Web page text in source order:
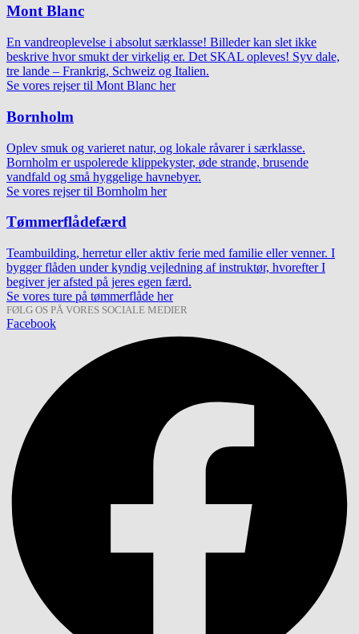
Mont Blanc
En vandreoplevelse i absolut særklasse! Billeder kan slet ikke
beskrive hvor smukt der virkelig er. Det SKAL opleves! Syv dale,
tre lande – Frankrig, Schweiz og Italien.
Se vores rejser til Mont Blanc her
Bornholm
Oplev smuk og varieret natur, og lokale råvarer i særklasse.
Bornholm er uspolerede klippekyster, øde strande, brusende
vandfald og små hyggelige havnebyer.
Se vores rejser til Bornholm her
Tømmerflådefærd
Teambuilding, herretur eller aktiv ferie med familie eller venner. I
bygger flåden under kyndig vejledning af instruktør, hvorefter I
begiver jer afsted på jeres egen færd.
Se vores ture på tømmerflåde her
FØLG OS PÅ VORES SOCIALE MEDIER
Facebook